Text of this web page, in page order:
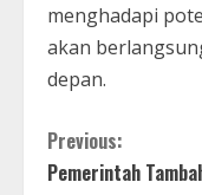
menghadapi
akan
depan.
C
Previous:
Pemerintah